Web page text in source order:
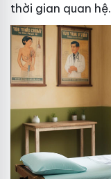
thời gian quan hệ.